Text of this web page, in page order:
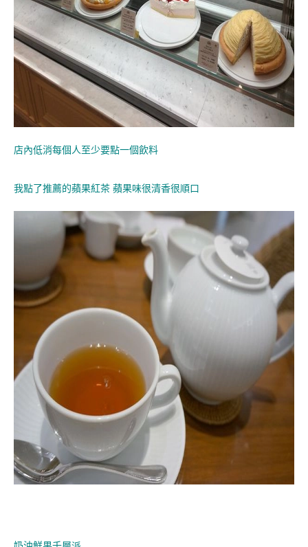
店內低消每個人至少要點一個飲料
我點了推薦的蘋果紅茶 蘋果味很清香很順口